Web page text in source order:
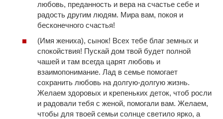
любовь, преданность и вера на счастье себе и
радость другим людям. Мира вам, покоя и
бесконечного счастья!
(Имя жениха), сынок! Всех тебе благ земных и
спокойствия! Пускай дом твой будет полной
чашей и там всегда царят любовь и
взаимопонимание. Лад в семье помогает
сохранить любовь на долгую-долгую жизнь.
Желаем здоровых и крепеньких деток, чтоб росли
и радовали тебя с женой, помогали вам. Желаем,
чтобы для твоей семьи солнце светило ярко, а